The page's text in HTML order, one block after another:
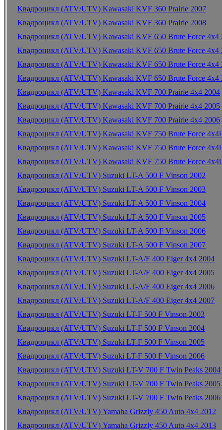
Квадроцикл (ATV/UTV) Kawasaki KVF 360 Prairie 2007
Квадроцикл (ATV/UTV) Kawasaki KVF 360 Prairie 2008
Квадроцикл (ATV/UTV) Kawasaki KVF 650 Brute Force 4x4
Квадроцикл (ATV/UTV) Kawasaki KVF 650 Brute Force 4x4
Квадроцикл (ATV/UTV) Kawasaki KVF 650 Brute Force 4x4
Квадроцикл (ATV/UTV) Kawasaki KVF 650 Brute Force 4x4
Квадроцикл (ATV/UTV) Kawasaki KVF 700 Prairie 4x4 2004
Квадроцикл (ATV/UTV) Kawasaki KVF 700 Prairie 4x4 2005
Квадроцикл (ATV/UTV) Kawasaki KVF 700 Prairie 4x4 2006
Квадроцикл (ATV/UTV) Kawasaki KVF 750 Brute Force 4x4i
Квадроцикл (ATV/UTV) Kawasaki KVF 750 Brute Force 4x4i
Квадроцикл (ATV/UTV) Kawasaki KVF 750 Brute Force 4x4i
Квадроцикл (ATV/UTV) Suzuki LT-A 500 F Vinson 2002
Квадроцикл (ATV/UTV) Suzuki LT-A 500 F Vinson 2003
Квадроцикл (ATV/UTV) Suzuki LT-A 500 F Vinson 2004
Квадроцикл (ATV/UTV) Suzuki LT-A 500 F Vinson 2005
Квадроцикл (ATV/UTV) Suzuki LT-A 500 F Vinson 2006
Квадроцикл (ATV/UTV) Suzuki LT-A 500 F Vinson 2007
Квадроцикл (ATV/UTV) Suzuki LT-A/F 400 Eiger 4x4 2004
Квадроцикл (ATV/UTV) Suzuki LT-A/F 400 Eiger 4x4 2005
Квадроцикл (ATV/UTV) Suzuki LT-A/F 400 Eiger 4x4 2006
Квадроцикл (ATV/UTV) Suzuki LT-A/F 400 Eiger 4x4 2007
Квадроцикл (ATV/UTV) Suzuki LT-F 500 F Vinson 2003
Квадроцикл (ATV/UTV) Suzuki LT-F 500 F Vinson 2004
Квадроцикл (ATV/UTV) Suzuki LT-F 500 F Vinson 2005
Квадроцикл (ATV/UTV) Suzuki LT-F 500 F Vinson 2006
Квадроцикл (ATV/UTV) Suzuki LT-V 700 F Twin Peaks 2004
Квадроцикл (ATV/UTV) Suzuki LT-V 700 F Twin Peaks 2005
Квадроцикл (ATV/UTV) Suzuki LT-V 700 F Twin Peaks 2006
Квадроцикл (ATV/UTV) Yamaha Grizzly 450 Auto 4x4 2012
Квадроцикл (ATV/UTV) Yamaha Grizzly 450 Auto 4x4 2013